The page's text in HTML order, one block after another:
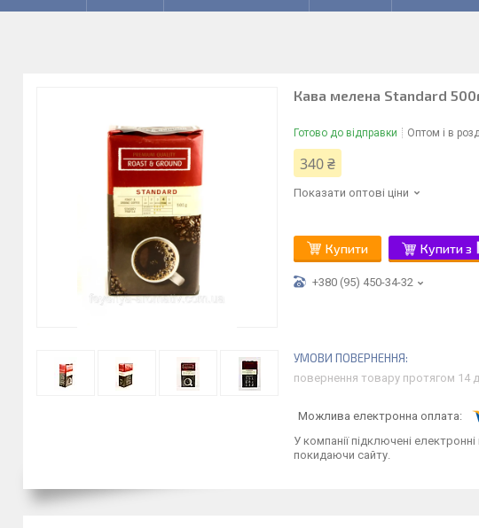
Кава мелена Standard
Готово до відправки Оптом і в
340 ₴
Показати оптові ціни
Купити Купити з
+380 (95) 450-34-32
повернення товару протягом 14
У компанії підключені
покидаючи сайту.